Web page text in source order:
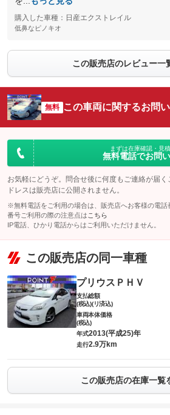
購入した車種：日産エクストレイル
低鼻なピノキオ
この販売店のレビュー一
無料 この車両に関するお問
まずは在庫確認・見
無料電話でお問
お気軽にどうぞ。問合せ後に何度もご連絡が届
ドレスは販売店に公開されません。
※無料電話をご利用の場合は、販売店へお客様の電話
番号ご利用の際の注意点は こちら
IP電話、ひかり電話からはご利用いただけません。
この販売店の同一車種
プリウスＰＨＶ
支払総額
(税込)(リ済込)
車両本体価格
(税込)
年式2013(平成25)年
走行2.9万km
この販売店の在庫一覧